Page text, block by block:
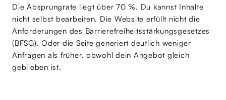
Die Absprungrate liegt über 70 %. Du kannst Inhalte
nicht selbst bearbeiten. Die Website erfüllt nicht die
Anforderungen des Barrierefreiheitsstärkungsgesetzes
(BFSG). Oder die Seite generiert deutlich weniger
Anfragen als früher, obwohl dein Angebot gleich
geblieben ist.